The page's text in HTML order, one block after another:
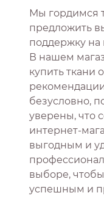
Мы гордимся
предложить
поддержку на
В нашем
купить ткани
безусловно,
уверены, что
интернет-
выгодным и
выборе,
успешным и